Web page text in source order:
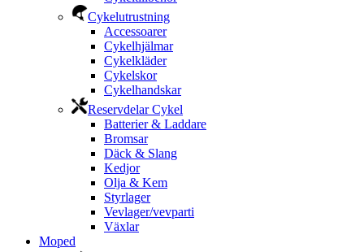
Cykelutrustning
Accessoarer
Cykelhjälmar
Cykelkläder
Cykelskor
Cykelhandskar
Reservdelar Cykel
Batterier & Laddare
Bromsar
Däck & Slang
Kedjor
Olja & Kem
Styrlager
Vevlager/vevparti
Växlar
Moped